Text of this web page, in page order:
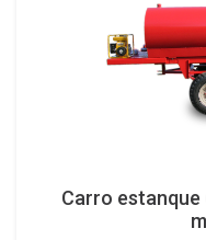
Carro